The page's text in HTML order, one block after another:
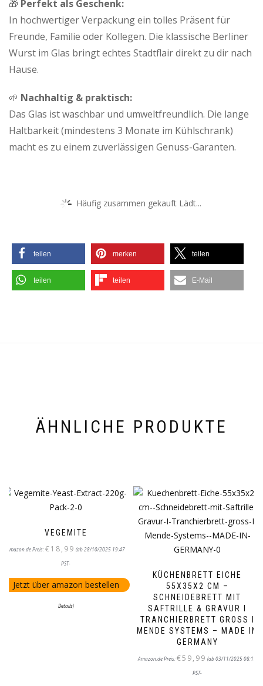
🎁 Perfekt als Geschenk:
In hochwertiger Verpackung ein tolles Präsent für
Freunde, Familie oder Kollegen. Die klassische Berliner
Wurst im Glas bringt echtes Stadtflair direkt zu dir nach
Hause.
🌱 Nachhaltig & praktisch:
Das Glas ist waschbar und umweltfreundlich. Die lange
Haltbarkeit (mindestens 3 Monate im Kühlschrank)
macht es zu einem zuverlässigen Genuss-Garanten.
Häufig zusammen gekauft Lädt...
teilen merken teilen
teilen teilen E-Mail
ÄHNLICHE PRODUKTE
VEGEMITE
Amazon.de Preis:€18,99 (ab 28/10/2025 19:47
PST-
Jetzt über amazon bestellen
Details)
KÜCHENBRETT EICHE
55X35X2 CM –
SCHNEIDEBRETT MIT
SAFTRILLE & GRAVUR I
TRANCHIERBRETT GROSS I M
ENDE SYSTEMS – MADE IN G
ERMANY
Amazon.de Preis:€59,99 (ab 03/11/2025 08:17
PST-